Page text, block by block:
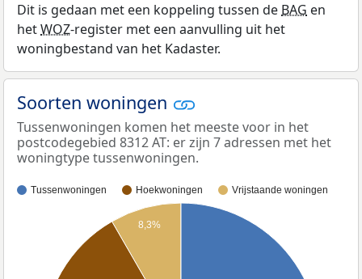
Dit is gedaan met een koppeling tussen de BAG en
hetWOZ-register met een aanvulling uit het
woningbestand van het Kadaster.
Soorten woningen
Tussenwoningen komen het meeste voor in het
postcodegebied 8312 AT: er zijn 7 adressen met het
woningtype tussenwoningen.
Tussenwoningen Hoekwoningen Vrijstaande woningen
8,3%